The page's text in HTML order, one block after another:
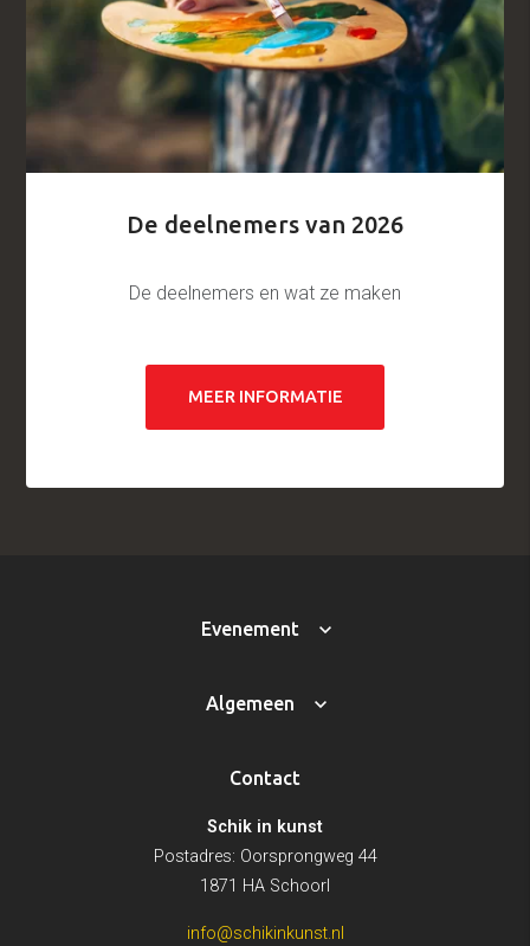
De deelnemers van 2026
De deelnemers en wat ze maken
MEER INFORMATIE
Evenement
Algemeen
Contact
Schik in kunst
Postadres: Oorsprongweg 44
1871 HA Schoorl
info@schikinkunst.nl